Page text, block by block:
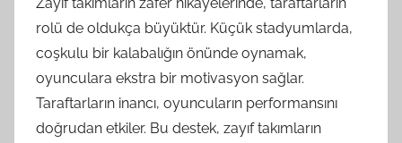
rolü de oldukça büyüktür. Küçük stadyumlarda,
coşkulu bir kalabalığın önünde oynamak,
oyunculara ekstra bir motivasyon sağlar.
Taraftarların inancı, oyuncuların performansını
doğrudan etkiler. Bu destek, zayıf takımların